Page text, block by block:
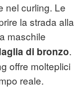
nel curling. Le
la strada alla
maschile
di bronzo.
offre molteplici
reale.